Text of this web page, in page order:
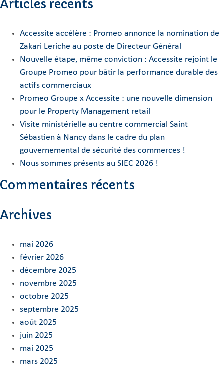
Articles récents
Accessite accélère : Promeo annonce la nomination de
Zakari Leriche au poste de Directeur Général
Nouvelle étape, même conviction : Accessite rejoint le
Groupe Promeo pour bâtir la performance durable des
actifs commerciaux
Promeo Groupe x Accessite : une nouvelle dimension
pour le Property Management retail
Visite ministérielle au centre commercial Saint
Sébastien à Nancy dans le cadre du plan
gouvernemental de sécurité des commerces !
Nous sommes présents au SIEC 2026 !
Commentaires récents
Archives
mai 2026
février 2026
décembre 2025
novembre 2025
octobre 2025
septembre 2025
août 2025
juin 2025
mai 2025
mars 2025